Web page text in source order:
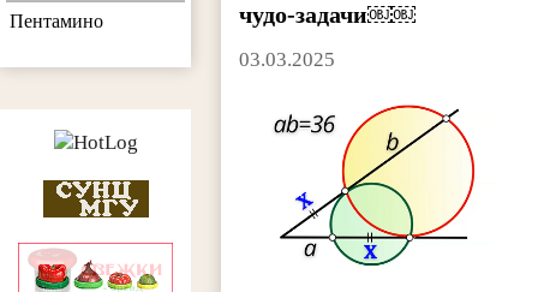
чудо-задачи￼￼
03.03.2025
Пентамино